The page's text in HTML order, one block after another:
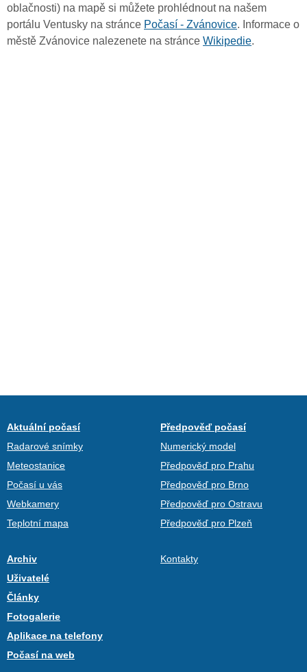
oblačnosti) na mapě si můžete prohlédnout na našem
portálu Ventusky na stránce Počasí - Zvánovice. Informace o
městě Zvánovice nalezenete na stránce Wikipedie.
Aktuální počasí
Radarové snímky
Meteostanice
Počasí u vás
Webkamery
Teplotní mapa
Předpověď počasí
Numerický model
Předpověď pro Prahu
Předpověď pro Brno
Předpověď pro Ostravu
Předpověď pro Plzeň
Archiv
Uživatelé
Články
Fotogalerie
Aplikace na telefony
Počasí na web
Kontakty